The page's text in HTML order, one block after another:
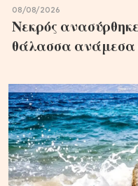
08/08/2026
Νεκρός
θάλασσα ανάμεσα